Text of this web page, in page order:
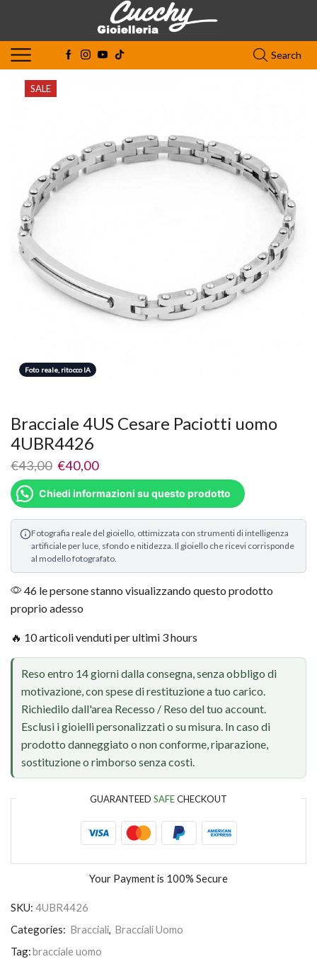
Search
SALE
Foto reale, ritocco IA
Bracciale 4US Cesare Paciotti uomo
4UBR4426
€43,00 €40,00
Chiedi informazioni su questo prodotto
Fotografia reale del gioiello, ottimizzata con strumenti di intelligenza
artificiale per luce, sfondo e nitidezza. Il gioiello che ricevi corrisponde
al modello fotografato.
46 le persone stanno visualizzando questo prodotto
proprio adesso
🔥 10 articoli venduti per ultimi 3 hours
Reso entro 14 giorni dalla consegna, senza obbligo di
motivazione, con spese di restituzione a tuo carico.
Richiedilo dall'area Recesso / Reso del tuo account.
Esclusi i gioielli personalizzati o su misura. In caso di
prodotto danneggiato o non conforme, riparazione,
sostituzione o rimborso senza costi.
GUARANTEED SAFECHECKOUT
Your Payment is 100% Secure
SKU: 4UBR4426
Categories: Bracciali, Bracciali Uomo
Tag:bracciale uomo